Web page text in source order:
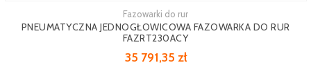
Fazowarki do rur
PNEUMATYCZNA JEDNOGŁOWICOWA FAZOWARKA DO RUR
FAZRT230ACY
35 791,35 zł